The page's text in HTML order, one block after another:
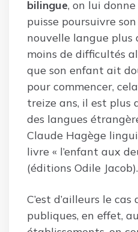
bilingue, on lui donne
puisse poursuivre
nouvelle langue plus
moins de difficultés
que son enfant ait
pour commencer,
treize ans, il est plus
des langues
Claude Hagège
livre « l’enfant aux
(éditions Odile Jacob).
C’est d’ailleurs le cas
publiques, en effet,